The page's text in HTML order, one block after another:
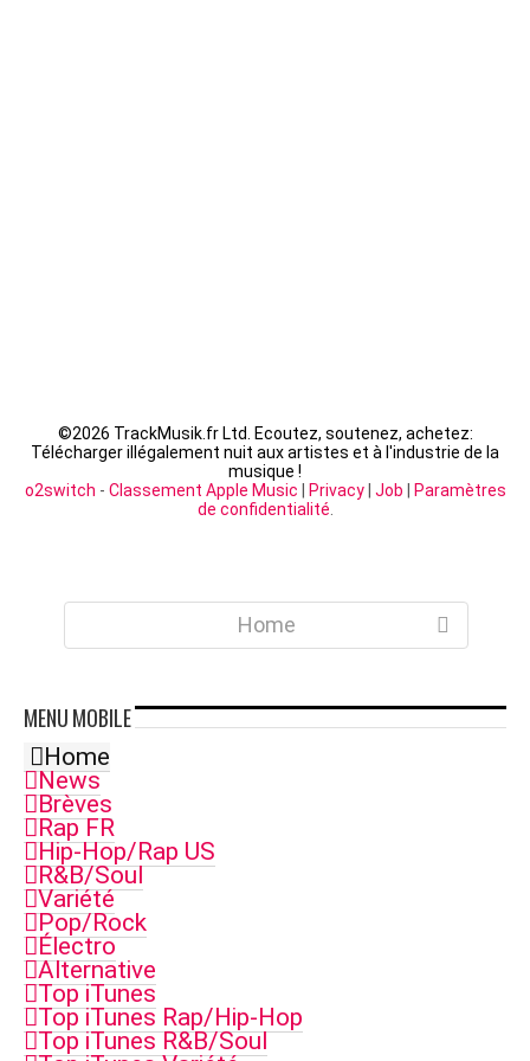
©2026 TrackMusik.fr Ltd. Ecoutez, soutenez, achetez:
Télécharger illégalement nuit aux artistes et à l'industrie de la
musique !
o2switch - Classement Apple Music Privacy| Job
Paramètres
de confidentialité
Home
MENUMOBILE
Home
News
Brèves
Rap FR
Hip-Hop/Rap US
R&B/Soul
Variété
Pop/Rock
Électro
Alternative
Top iTunes
Top iTunes Rap/Hip-Hop
Top iTunes R&B/Soul